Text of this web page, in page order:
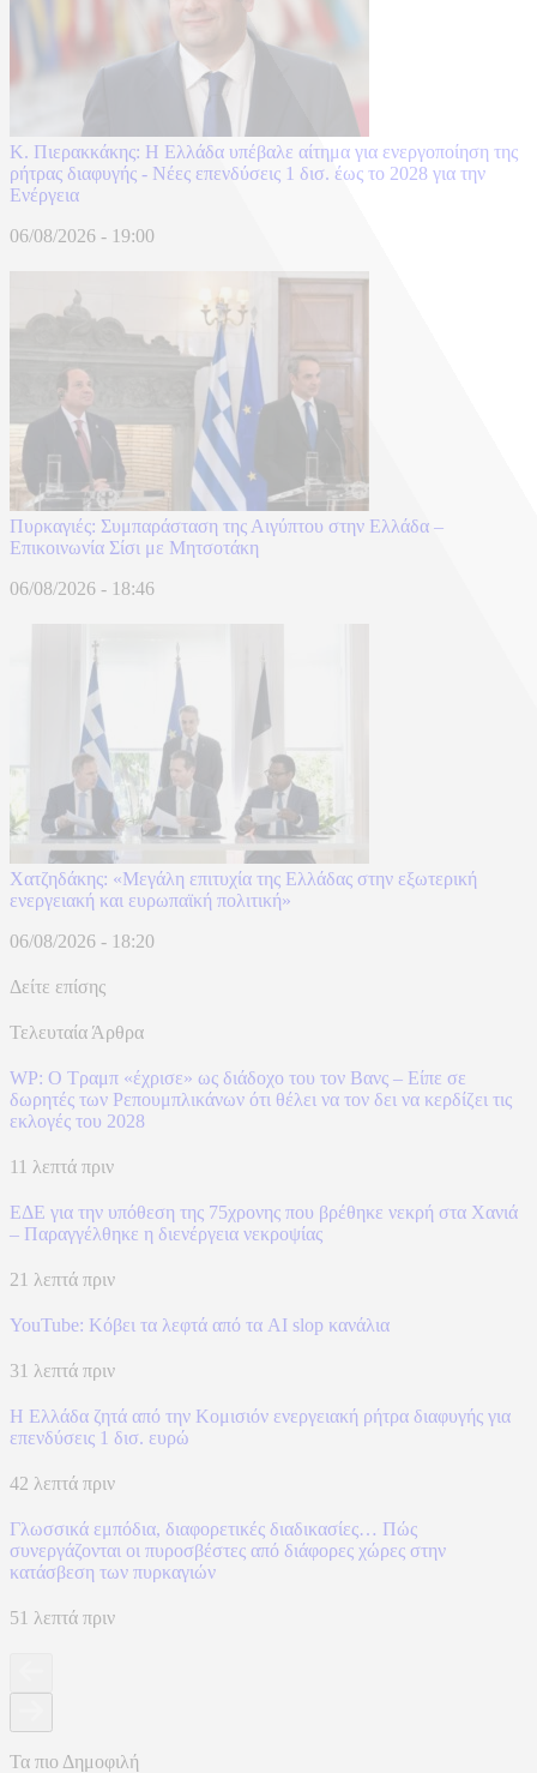
Κ. Πιερακκάκης: Η Ελλάδα υπέβαλε αίτημα για ενεργοποίηση της
ρήτρας διαφυγής - Νέες επενδύσεις 1 δισ. έως το 2028 για την
Ενέργεια
06/08/2026 - 19:00
Πυρκαγιές: Συμπαράσταση της Αιγύπτου στην Ελλάδα –
Επικοινωνία Σίσι με Μητσοτάκη
06/08/2026 - 18:46
Χατζηδάκης: «Μεγάλη επιτυχία της Ελλάδας στην εξωτερική
ενεργειακή και ευρωπαϊκή πολιτική»
06/08/2026 - 18:20
Δείτε επίσης
Τελευταία Άρθρα
WP: Ο Τραμπ «έχρισε» ως διάδοχο του τον Βανς – Είπε σε
δωρητές των Ρεπουμπλικάνων ότι θέλει να τον δει να κερδίζει τις
εκλογές του 2028
11 λεπτά πριν
ΕΔΕ για την υπόθεση της 75χρονης που βρέθηκε νεκρή στα Χανιά
– Παραγγέλθηκε η διενέργεια νεκροψίας
21 λεπτά πριν
YouTube: Κόβει τα λεφτά από τα AI slop κανάλια
31 λεπτά πριν
Η Ελλάδα ζητά από την Κομισιόν ενεργειακή ρήτρα διαφυγής για
επενδύσεις 1 δισ. ευρώ
42 λεπτά πριν
Γλωσσικά εμπόδια, διαφορετικές διαδικασίες… Πώς
συνεργάζονται οι πυροσβέστες από διάφορες χώρες στην
κατάσβεση των πυρκαγιών
51 λεπτά πριν
Τα πιο Δημοφιλή